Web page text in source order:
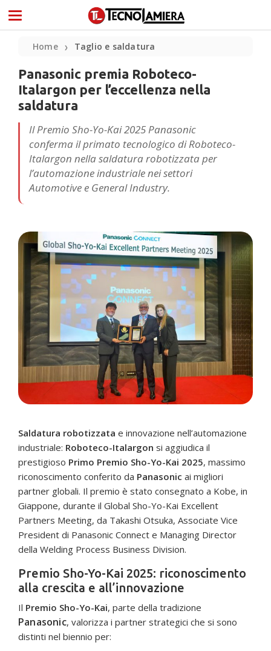
Home ❯ Taglio e saldatura
Panasonic premia Roboteco-
Italargon per l’eccellenza nella
saldatura
Il Premio Sho-Yo-Kai 2025 Panasonic
conferma il primato tecnologico di Roboteco-
Italargon nella saldatura robotizzata per
l’automazione industriale nei settori
Automotive e General Industry.
Saldatura robotizzata e innovazione nell’automazione
industriale: Roboteco-Italargon si aggiudica il
prestigioso Primo Premio Sho-Yo-Kai 2025, massimo
riconoscimento conferito da Panasonic ai migliori
partner globali. Il premio è stato consegnato a Kobe, in
Giappone, durante il Global Sho-Yo-Kai Excellent
Partners Meeting, da Takashi Otsuka, Associate Vice
President di Panasonic Connect e Managing Director
della Welding Process Business Division.
Premio Sho-Yo-Kai 2025: riconoscimento
alla crescita e all’innovazione
Il Premio Sho-Yo-Kai, parte della tradizione
Panasonic, valorizza i partner strategici che si sono
distinti nel biennio per: